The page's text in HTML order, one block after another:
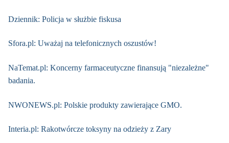
Dziennik: Policja w służbie fiskusa
Sfora.pl: Uważaj na telefonicznych oszustów!
NaTemat.pl: Koncerny farmaceutyczne finansują "niezależne"
badania.
NWONEWS.pl: Polskie produkty zawierające GMO.
Interia.pl: Rakotwórcze toksyny na odzieży z Zary